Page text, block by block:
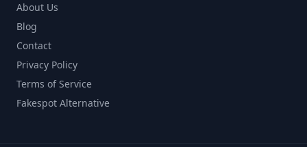
About Us
Blog
Contact
Privacy Policy
Terms of Service
Fakespot Alternative